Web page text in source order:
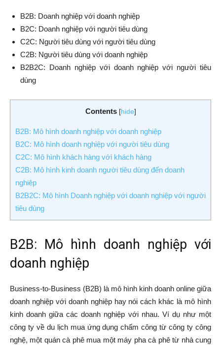
B2B: Doanh nghiệp với doanh nghiệp
B2C: Doanh nghiệp với người tiêu dùng
C2C: Người tiêu dùng với người tiêu dùng
C2B: Người tiêu dùng với doanh nghiệp
B2B2C: Doanh nghiệp với doanh nghiệp với người tiêu
dùng
Contents [hide]
B2B: Mô hình doanh nghiệp với doanh nghiệp
B2C: Mô hình doanh nghiệp với người tiêu dùng
C2C: Mô hình khách hàng với khách hàng
C2B: Mô hình kinh doanh người tiêu dùng đến doanh
nghiệp
B2B2C: Mô hình Doanh nghiệp với doanh nghiệp với người
tiêu dùng
B2B: Mô hình doanh nghiệp với
doanh nghiệp
Business-to-Business (B2B) là mô hình kinh doanh online giữa
doanh nghiệp với doanh nghiệp hay nói cách khác là mô hình
kinh doanh giữa các doanh nghiệp với nhau. Ví dụ như một
công ty về du lịch mua ứng dụng chấm công từ công ty công
nghệ, một quán cà phê mua một máy pha cà phê từ nhà cung